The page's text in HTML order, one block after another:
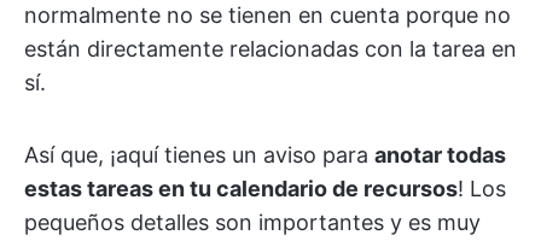
normalmente no se tienen en cuenta porque no
están directamente relacionadas con la tarea en
sí.
Así que, ¡aquí tienes un aviso para anotar todas
estas tareas en tu calendario de recursos! Los
pequeños detalles son importantes y es muy